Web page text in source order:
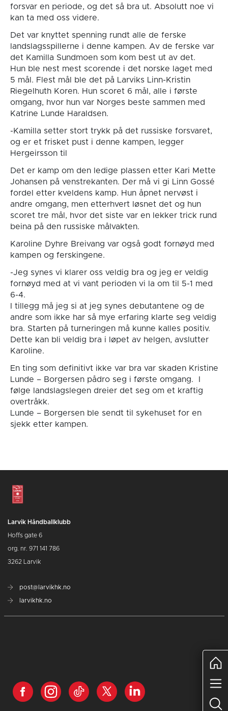
forsvar en periode, og det så bra ut. Absolutt noe vi
kan ta med oss videre.
Det var knyttet spenning rundt alle de ferske
landslagsspillerne i denne kampen. Av de ferske var
det Kamilla Sundmoen som kom best ut av det.
Hun ble nest mest scorende i det norske laget med
5 mål. Flest mål ble det på Larviks Linn-Kristin
Riegelhuth Koren. Hun scoret 6 mål, alle i første
omgang, hvor hun var Norges beste sammen med
Katrine Lunde Haraldsen.
-Kamilla setter stort trykk på det russiske forsvaret,
og er et frisket pust i denne kampen, legger
Hergeirsson til
Det er kamp om den ledige plassen etter Kari Mette
Johansen på venstrekanten. Der må vi gi Linn Gossé
fordel etter kveldens kamp. Hun åpnet nervøst i
andre omgang, men etterhvert løsnet det og hun
scoret tre mål, hvor det siste var en lekker trick rund
beina på den russiske målvakten.
Karoline Dyhre Breivang var også godt fornøyd med
kampen og ferskingene.
-Jeg synes vi klarer oss veldig bra og jeg er veldig
fornøyd med at vi vant perioden vi la om til 5-1 med
6-4.
I tillegg må jeg si at jeg synes debutantene og de
andre som ikke har så mye erfaring klarte seg veldig
bra. Starten på turneringen må kunne kalles positiv.
Dette kan bli veldig bra i løpet av helgen, avslutter
Karoline.
En ting som definitivt ikke var bra var skaden Kristine
Lunde – Borgersen pådro seg i første omgang. I
følge landslagslegen dreier det seg om et kraftig
overtråkk.
Lunde – Borgersen ble sendt til sykehuset for en
sjekk etter kampen.
Larvik Håndballklubb
Hoffs gate 6
org. nr. 971 141 786
3262 Larvik
post@larvikhk.no
larvikhk.no